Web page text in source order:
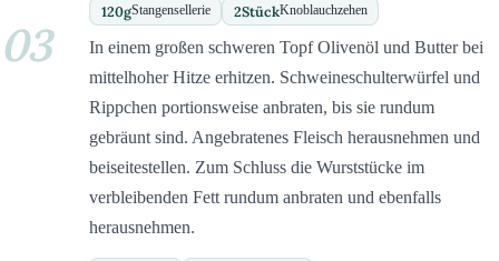
120gStangensellerie 2StückKnoblauchzehen
03
In einem großen schweren Topf Olivenöl und Butter bei
mittelhoher Hitze erhitzen. Schweineschulterwürfel und
Rippchen portionsweise anbraten, bis sie rundum
gebräunt sind. Angebratenes Fleisch herausnehmen und
beiseitestellen. Zum Schluss die Wurststücke im
verbleibenden Fett rundum anbraten und ebenfalls
herausnehmen.